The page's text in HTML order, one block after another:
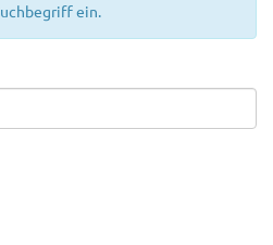
ein.